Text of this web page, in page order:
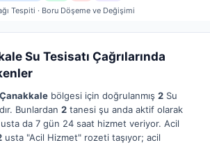
Tespiti · Boru Döşeme ve Değişimi
Su Tesisatı Çağrılarında
bölgesi için doğrulanmış 2 Su
Bunlardan 2 tanesi şu anda aktif olarak
usta da 7 gün 24 saat hizmet veriyor. Acil
usta "Acil Hizmet" rozeti taşıyor; acil